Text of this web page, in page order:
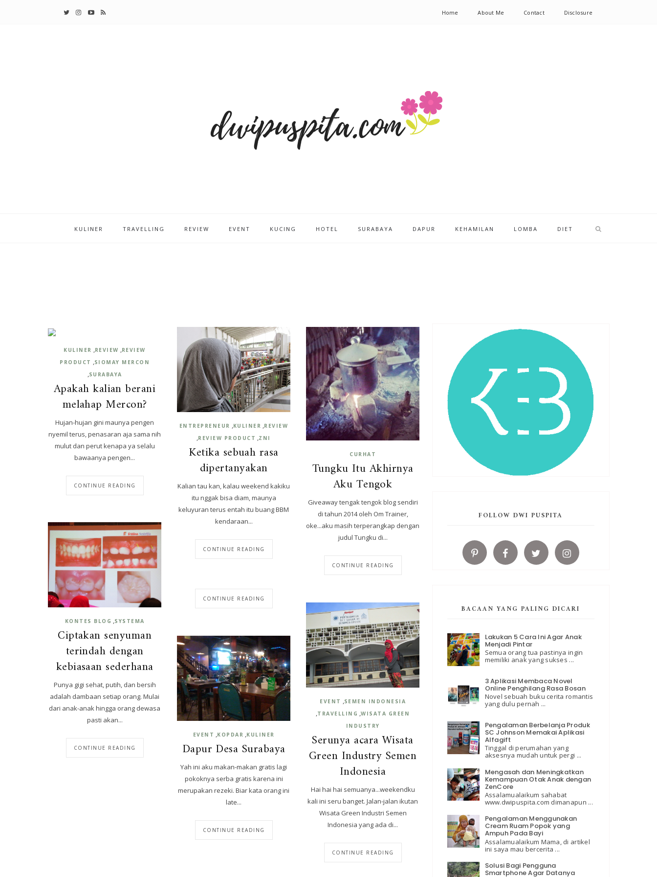
Home About Me Contact Disclosure
KULINER TRAVELLING REVIEW EVENT KUCING HOTEL SURABAYA DAPUR KEHAMILAN LOMBA DIET
KULINER REVIEW
REVIEW
PRODUCT
SIOMAY MERCON
SURABAYA
Apakah kalian berani
melahap Mercon?
Hujan-hujan gini maunya pengen
nyemil terus, penasaran aja sama nih
mulut dan perut kenapa ya selalu
bawaanya pengen...
CONTINUE READING
ENTREPRENEUR ,KULINER ,REVIEW
,REVIEW PRODUCT ,ZNI
Ketika sebuah rasa
dipertanyakan
Kalian tau kan, kalau weekend kakiku
itu nggak bisa diam, maunya
keluyuran terus entah itu buang BBM
kendaraan...
CONTINUE READING
CURHAT
Tungku Itu Akhirnya
Aku Tengok
Giveaway tengak tengok blog sendiri
di tahun 2014 oleh Om Trainer,
oke...aku masih terperangkap dengan
judul Tungku di...
CONTINUE READING
KONTES BLOG ,SYSTEMA
Ciptakan senyuman
terindah dengan
kebiasaan sederhana
Punya gigi sehat, putih, dan bersih
adalah dambaan setiap orang. Mulai
dari anak-anak hingga orang dewasa
pasti akan...
CONTINUE READING
CONTINUE READING
EVENT ,SEMEN INDONESIA
,TRAVELLING ,WISATA GREEN
INDUSTRY
Serunya acara Wisata
Green Industry Semen
Indonesia
Hai hai hai semuanya...weekendku
kali ini seru banget. Jalan-jalan ikutan
Wisata Green Industri Semen
Indonesia yang ada di...
CONTINUE READING
EVENT ,KOPDAR ,KULINER
Dapur Desa Surabaya
Yah ini aku makan-makan gratis lagi
pokoknya serba gratis karena ini
merupakan rezeki. Biar kata orang ini
late...
CONTINUE READING
FOLLOW DWI PUSPITA
BACAAN YANG PALING DICARI
Lakukan 5 Cara Ini Agar Anak
Menjadi Pintar
Semua orang tua pastinya ingin
memiliki anak yang sukses ...
3 Aplikasi Membaca Novel
Online Penghilang Rasa Bosan
Novel sebuah buku cerita romantis
yang dulu pernah ...
Pengalaman Berbelanja Produk
SC Johnson Memakai Aplikasi
Alfagift
Tinggal di perumahan yang
aksesnya mudah untuk pergi ...
Mengasah dan Meningkatkan
Kemampuan Otak Anak dengan
ZenCore
Assalamualaikum sahabat
www.dwipuspita.com dimanapun ...
Pengalaman Menggunakan
Cream Ruam Popok yang
Ampuh Pada Bayi
Assalamualaikum Mama, di artikel
ini saya mau bercerita ...
Solusi Bagi Pengguna
Smartphone Agar Datanya